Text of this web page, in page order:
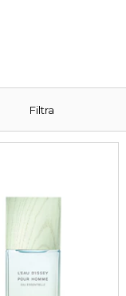
Filtra